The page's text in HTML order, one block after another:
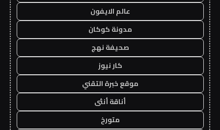
عالم الايفون
مدونة كوكان
صحيفة نهج
كار نيوز
موقع خبرة التقني
أناقة أنثى
متورخ